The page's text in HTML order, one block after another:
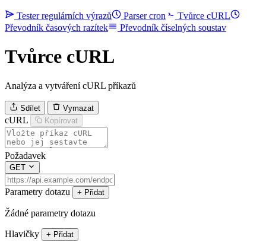
Tester regulárních výrazů Parser cron
Tvůrce cURL
Převodník časových razítek
Převodník číselných soustav
Tvůrce cURL
Analýza a vytváření cURL příkazů
Sdílet Vymazat
cURL Kopírovat
Požadavek
GET
Parametry dotazu + Přidat
Žádné parametry dotazu
Hlavičky + Přidat